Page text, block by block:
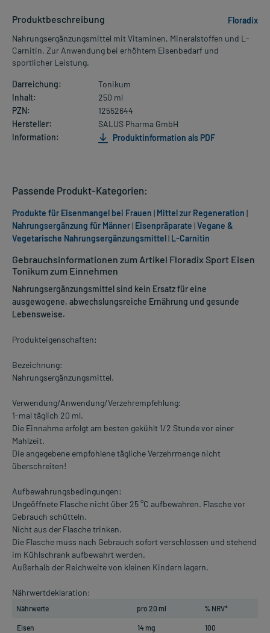
Produktbeschreibung
Floradix
Nahrungsergänzungsmittel mit Vitaminen, Mineralstoffen und L-
Carnitin. Zur Anwendung bei erhöhtem Eisenbedarf und
sportlicher Leistung.
Darreichung:
Tonikum
Inhalt:
250 ml
PZN:
12552644
Hersteller:
SALUS Pharma GmbH
Information:
Produktinformation als PDF
Gebrauchsinformationen zum Artikel Floradix Sport Eisen
Tonikum zum Einnehmen
Nahrungsergänzungsmittel sind kein Ersatz für eine
ausgewogene, abwechslungsreiche Ernährung und gesunde
Lebensweise.
Produkteigenschaften:
Bezeichnung:
Nahrungsergänzungsmittel.
Verwendung/Anwendung/Verzehrempfehlung:
1-mal täglich 20 ml.
Die Einnahme erfolgt am besten gekühlt 1/2 Stunde vor einer
Mahlzeit.
Die angegebene empfohlene tägliche Verzehrmenge nicht
überschreiten!
Aufbewahrungsbedingungen:
Ungeöffnete Flasche nicht über 25 °C aufbewahren. Flasche vor
Gebrauch schütteln.
Nicht aus der Flasche trinken.
Die Flasche muss nach Gebrauch sofort verschlossen und stehend
im Kühlschrank aufbewahrt werden.
Außerhalb der Reichweite von kleinen Kindern lagern.
Nährwertdeklaration:
Nährwerte pro 20 ml % NRV*
Eisen 14 mg 100
Passende Produkt-Kategorien:
Produkte für Eisenmangel bei Frauen | Mittel zur Regeneration |
Nahrungsergänzung für Männer| Eisenpräparate |Vegane &
Vegetarische Nahrungsergänzungsmittel| L-Carnitin